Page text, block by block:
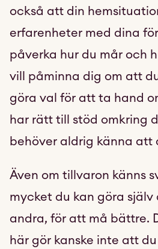
också att din
erfarenheter med dina
påverka hur du mår och
vill påminna dig om att
göra val för att ta hand
har rätt till stöd omkring
behöver aldrig känna att
Även om tillvaron känns
mycket du kan göra själv
andra, för att må bättre.
här gör kanske inte att